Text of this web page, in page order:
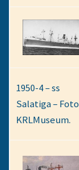
1950-4 – ss
Salatiga – Foto
KRLMuseum.